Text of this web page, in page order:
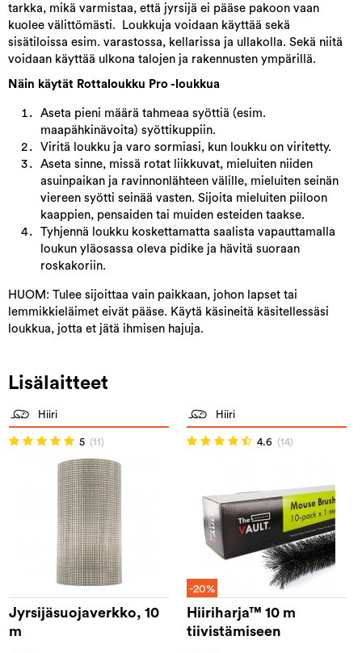
tarkka, mikä varmistaa, että jyrsijä ei pääse pakoon vaan
kuolee välittömästi. Loukkuja voidaan käyttää sekä
sisätiloissa esim. varastossa, kellarissa ja ullakolla. Sekä niitä
voidaan käyttää ulkona talojen ja rakennusten ympärillä.
Näin käytät Rottaloukku Pro -loukkua
Aseta pieni määrä tahmeaa syöttiä (esim.
maapähkinävoita) syöttikuppiin.
Viritä loukku ja varo sormiasi, kun loukku on viritetty.
Aseta sinne, missä rotat liikkuvat, mieluiten niiden
asuinpaikan ja ravinnonlähteen välille, mieluiten seinän
viereen syötti seinää vasten. Sijoita mieluiten piiloon
kaappien, pensaiden tai muiden esteiden taakse.
Tyhjennä loukku koskettamatta saalista vapauttamalla
loukun yläosassa oleva pidike ja hävitä suoraan
roskakoriin.
HUOM: Tulee sijoittaa vain paikkaan, johon lapset tai
lemmikkieläimet eivät pääse. Käytä käsineitä käsitellessäsi
loukkua, jotta et jätä ihmisen hajuja.
Lisälaitteet
Hiiri
5 (11)
Jyrsijäsuojaverkko, 10
m
Hiiri
4.6 (14)
-20%
Hiiriharja™ 10 m
tiivistämiseen